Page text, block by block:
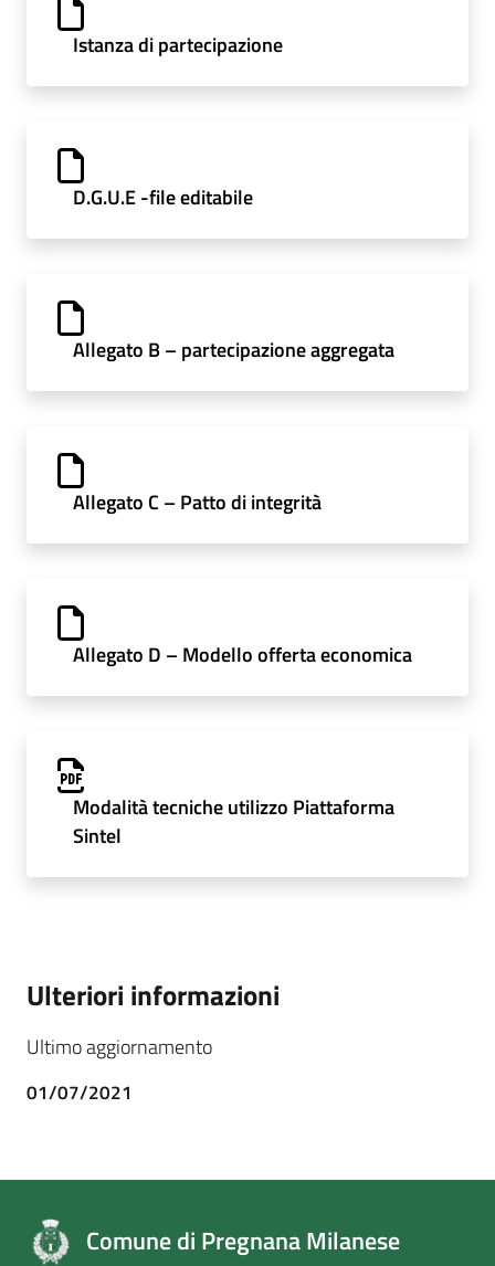
Istanza di partecipazione
D.G.U.E -file editabile
Allegato B – partecipazione aggregata
Allegato C – Patto di integrità
Allegato D – Modello offerta economica
Modalità tecniche utilizzo Piattaforma
Sintel
Ulteriori informazioni
Ultimo aggiornamento
01/07/2021
Comune di Pregnana Milanese